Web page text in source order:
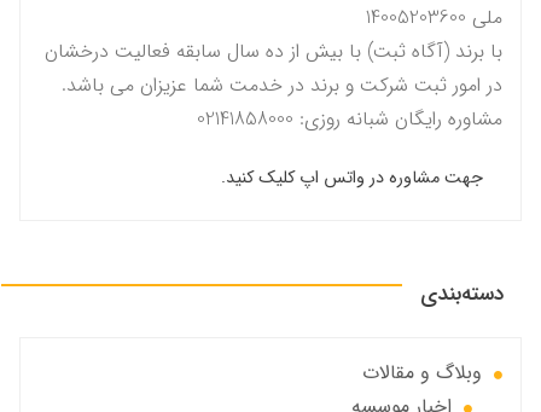
ملی 14005203600
با برند (آگاه ثبت) با بیش از ده سال سابقه فعالیت درخشان
در امور ثبت شرکت و برند در خدمت شما عزیزان می باشد.
مشاوره رایگان شبانه روزی: 02141858000
جهت مشاوره در واتس اپ کلیک کنید.
دسته‌بندی
وبلاگ و مقالات